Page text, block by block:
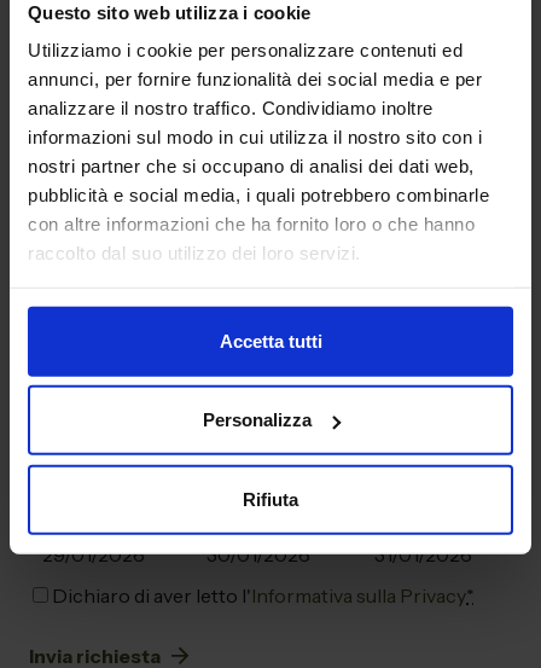
Questo sito web utilizza i cookie
Utilizziamo i cookie per personalizzare contenuti ed
annunci, per fornire funzionalità dei social media e per
analizzare il nostro traffico. Condividiamo inoltre
informazioni sul modo in cui utilizza il nostro sito con i
nostri partner che si occupano di analisi dei dati web,
pubblicità e social media, i quali potrebbero combinarle
con altre informazioni che ha fornito loro o che hanno
raccolto dal suo utilizzo dei loro servizi.
Accetta tutti
Personalizza
Rifiuta
Città*
CAP*
Interessata a visitare la fiera nel giorno*
Giovedì
29/01/2026
Venerdì
30/01/2026
Sabato
31/01/2026
* Dichiaro di aver letto l'Informativa sulla Privacy*